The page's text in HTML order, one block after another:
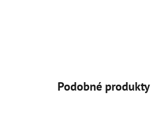
Podobné produkty